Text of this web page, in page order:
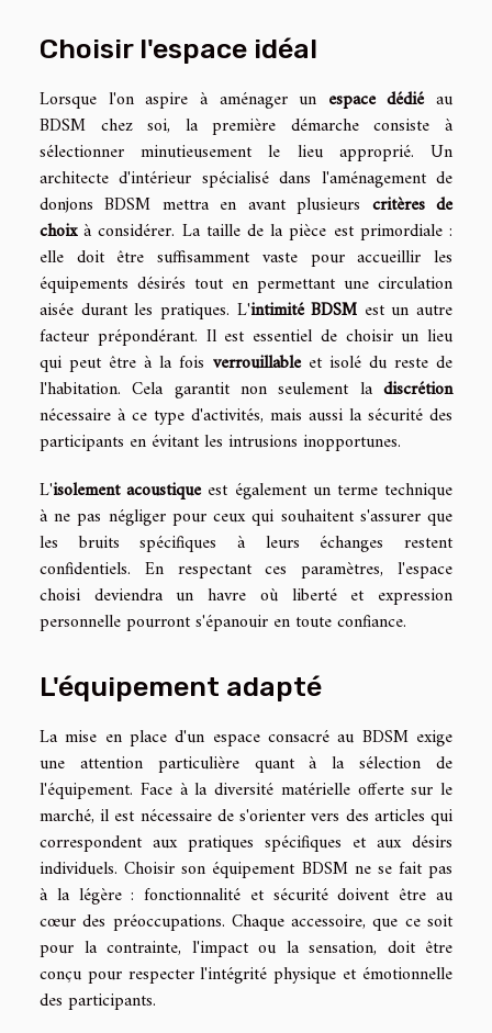
Choisir l'espace idéal
Lorsque l'on aspire à aménager un espace dédiéau
BDSM chez soi, la première démarche consiste à
sélectionner minutieusement le lieu approprié. Un
architecte d'intérieur spécialisé dans l'aménagement de
donjons BDSM mettra en avant plusieurs critères de
choixà considérer. La taille de la pièce est primordiale :
elle doit être suffisamment vaste pour accueillir les
équipements désirés tout en permettant une circulation
aisée durant les pratiques. L'intimité BDSM est un autre
facteur prépondérant. Il est essentiel de choisir un lieu
qui peut être à la fois verrouillableet isolé du reste de
l'habitation. Cela garantit non seulement la discrétion
nécessaire à ce type d'activités, mais aussi la sécurité des
participants en évitant les intrusions inopportunes.
L'isolement acoustiqueest également un terme technique
à ne pas négliger pour ceux qui souhaitent s'assurer que
les bruits spécifiques à leurs échanges restent
confidentiels. En respectant ces paramètres, l'espace
choisi deviendra un havre où liberté et expression
personnelle pourront s'épanouir en toute confiance.
L'équipement adapté
La mise en place d'un espace consacré au BDSM exige
une attention particulière quant à la sélection de
l'équipement. Face à la diversité matérielle offerte sur le
marché, il est nécessaire de s'orienter vers des articles qui
correspondent aux pratiques spécifiques et aux désirs
individuels. Choisir son équipement BDSM ne se fait pas
à la légère : fonctionnalité et sécurité doivent être au
cœur des préoccupations. Chaque accessoire, que ce soit
pour la contrainte, l'impact ou la sensation, doit être
conçu pour respecter l'intégrité physique et émotionnelle
des participants.